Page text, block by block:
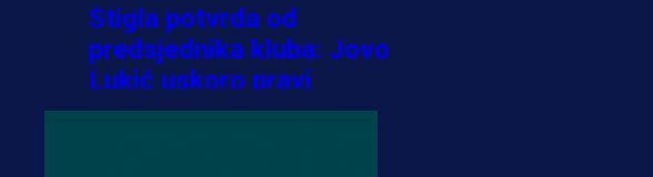
Stigla potvrda od
predsjednika kluba: Jovo
Lukić uskoro pravi
transfer!?